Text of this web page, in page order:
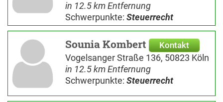
in 12.5 km Entfernung
Schwerpunkte: Steuerrecht
Sounia Kombert Kontakt
Vogelsanger Straße 136, 50823 Köln
in 12.5 km Entfernung
Schwerpunkte: Steuerrecht